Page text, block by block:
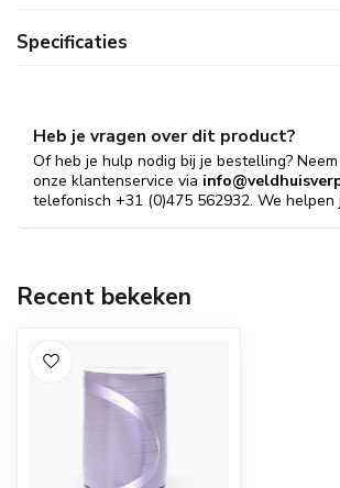
Specificaties
Heb je vragen over dit product?
Of heb je hulp nodig bij je bestelling?
onze klantenservice via
telefonisch +31 (0)475 562932. We helpen
Recent bekeken